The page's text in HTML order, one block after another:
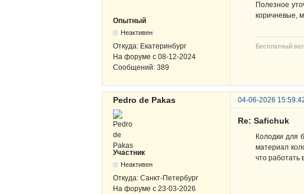
Опытный
Неактивен
Откуда: Екатеринбург
На форуме с 08-12-2024
Сообщений: 389
Полезное
коричневые,
Бесплатный
Pedro de Pakas 04-06-2026
Участник
Неактивен
Откуда: Санкт-Петербург
На форуме с 23-03-2026
Re: Safichuk
Колодки для
материал
что работать